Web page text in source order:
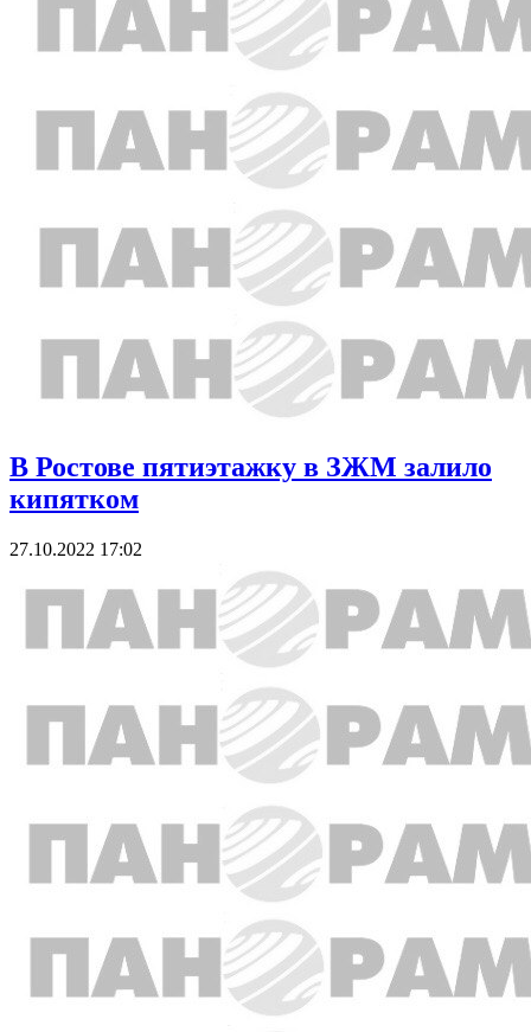
В Ростове пятиэтажку в ЗЖМ залило
кипятком
27.10.2022 17:02